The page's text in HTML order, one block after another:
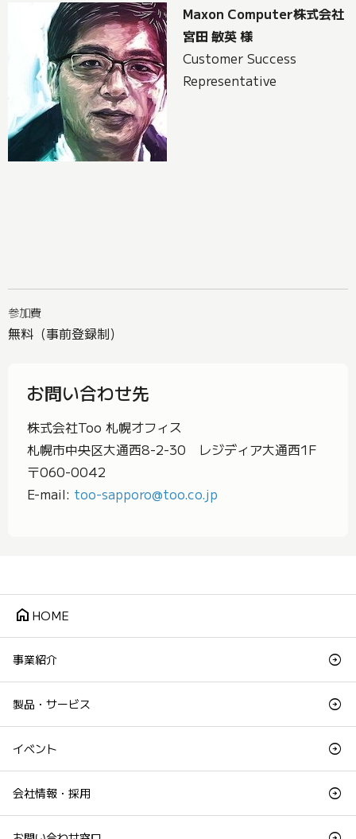
Maxon Computer株式会社
宮田 敏英 様
Customer Success
Representative
参加費
無料（事前登録制）
お問い合わせ先
株式会社Too 札幌オフィス
札幌市中央区大通西8-2-30 レジディア大通西1F
〒060-0042
E-mail: too-sapporo@too.co.jp
home HOME
事業紹介
製品・サービス
イベント
会社情報・採用